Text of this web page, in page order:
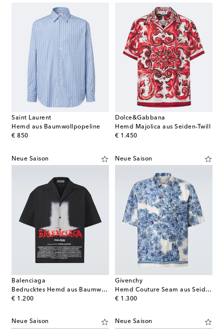
Saint Laurent
Hemd aus Baumwollpopeline
€ 850
original price
Dolce&Gabbana
Hemd Majolica aus Seiden-Twill
€ 1.450
original price
Neue Saison
Balenciaga
Bedrucktes Hemd aus Baumwolle
€ 1.200
original price
Neue Saison
Givenchy
Hemd Couture Seam aus Seiden-Twill
€ 1.300
original price
Neue Saison Neue Saison